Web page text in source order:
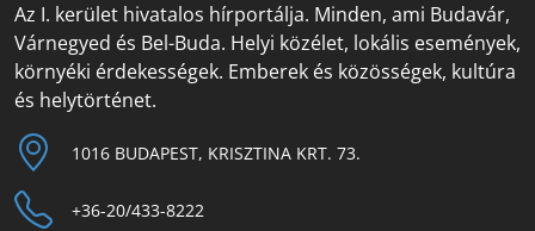
Az I. kerület hivatalos hírportálja. Minden, ami Budavár,
Várnegyed és Bel-Buda. Helyi közélet, lokális események,
környéki érdekességek. Emberek és közösségek, kultúra
és helytörténet.
1016 BUDAPEST, KRISZTINA KRT. 73.
+36-20/433-8222